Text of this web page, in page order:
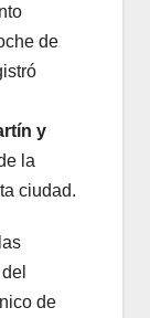
de
y
la
ciudad.
de